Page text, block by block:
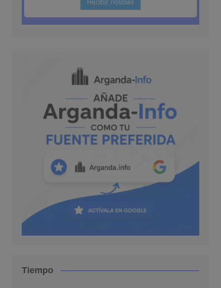
Tiempo